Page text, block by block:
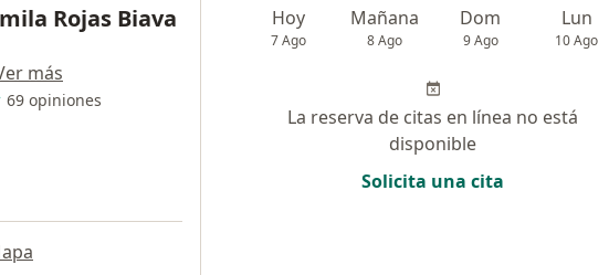
Rojas Biava
más
69 opiniones
Hoy
7 Ago
Mañana
8 Ago
Dom
9 Ago
Lun
10 Ago
La reserva de citas en línea no está
disponible
Solicita una cita